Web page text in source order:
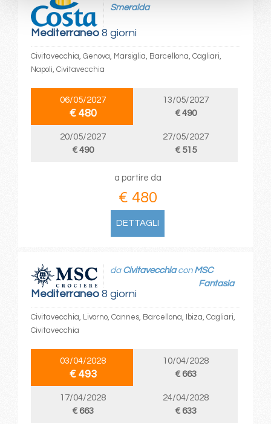
Mediterraneo8 giorni
Smeralda
Civitavecchia, Genova, Marsiglia, Barcellona, Cagliari,
Napoli, Civitavecchia
06/05/2027
€ 480
13/05/2027
€ 490
20/05/2027
€ 490
27/05/2027
€ 515
a partire da
€ 480
DETTAGLI
Mediterraneo8 giorni
da Civitavecchiacon MSC
Fantasia
Civitavecchia, Livorno, Cannes, Barcellona, Ibiza, Cagliari,
Civitavecchia
03/04/2028
€ 493
10/04/2028
€ 663
17/04/2028
€ 663
24/04/2028
€ 633